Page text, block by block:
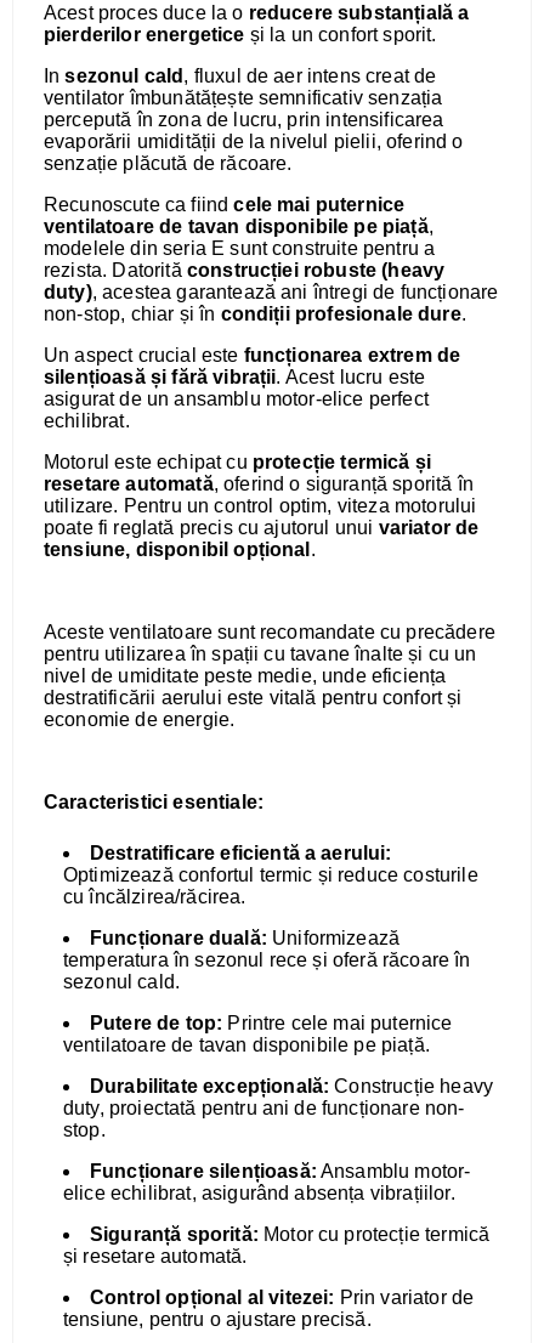
Acest proces duce la o reducere substanțială a
pierderilor energetice și la un confort sporit.
Insezonul cald , fluxul de aer intens creat de
ventilator îmbunătățește semnificativ senzația
percepută în zona de lucru, prin intensificarea
evaporării umidității de la nivelul pielii, oferind o
senzație plăcută de răcoare.
Recunoscute ca fiindcele mai puternice
ventilatoare de tavan disponibile pe piață,
modelele din seria E sunt construite pentru a
rezista. Datorită construcției robuste (heavy
duty), acestea garantează ani întregi de funcționare
non-stop, chiar și în condiții profesionale dure.
Un aspect crucial este funcționarea extrem de
silențioasă și fără vibrații. Acest lucru este
asigurat de un ansamblu motor-elice perfect
echilibrat.
Motorul este echipat cu protecție termică și
resetare automată, oferind o siguranță sporită în
utilizare. Pentru un control optim, viteza motorului
poate fi reglată precis cu ajutorul unui variator de
tensiune, disponibil opțional .
Aceste ventilatoare sunt recomandate cu precădere
pentru utilizarea în spații cu tavane înalte și cu un
nivel de umiditate peste medie, unde eficiența
destratificării aerului este vitală pentru confort și
economie de energie.
Caracteristici esentiale:
Destratificare eficientă a aerului:
Optimizează confortul termic și reduce costurile
cu încălzirea/răcirea.
Funcționare duală: Uniformizează
temperatura în sezonul rece și oferă răcoare în
sezonul cald.
Putere de top: Printre cele mai puternice
ventilatoare de tavan disponibile pe piață.
Durabilitate excepțională: Construcție heavy
duty, proiectată pentru ani de funcționare non-
stop.
Funcționare silențioasă: Ansamblu motor-
elice echilibrat, asigurând absența vibrațiilor.
Siguranță sporită: Motor cu protecție termică
și resetare automată.
Control opțional al vitezei: Prin variator de
tensiune, pentru o ajustare precisă.